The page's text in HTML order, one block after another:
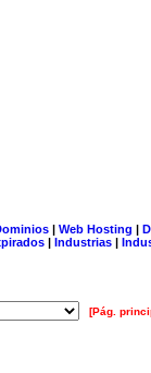
| Web Hosting |
| Industrias |
[Pág.